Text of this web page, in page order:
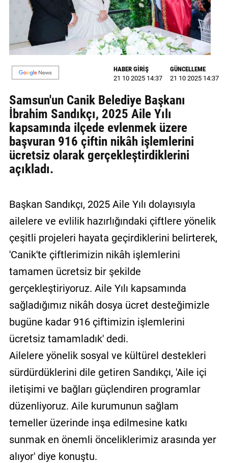
MAGAZİN
GALERİ
VİDEO
BİZE
ULAŞIN
Künye
İletişim
HABER GİRİŞ
21 10 2025 14:37
GÜNCELLEME
21 10 2025 14:37
Samsun'un Canik Belediye Başkanı
İbrahim Sandıkçı, 2025 Aile Yılı
kapsamında ilçede evlenmek üzere
başvuran 916 çiftin nikâh işlemlerini
ücretsiz olarak gerçekleştirdiklerini
açıkladı.
Başkan Sandıkçı, 2025 Aile Yılı dolayısıyla
ailelere ve evlilik hazırlığındaki çiftlere yönelik
çeşitli projeleri hayata geçirdiklerini belirterek,
'Canik'te çiftlerimizin nikâh işlemlerini
tamamen ücretsiz bir şekilde
gerçekleştiriyoruz. Aile Yılı kapsamında
sağladığımız nikâh dosya ücret desteğimizle
bugüne kadar 916 çiftimizin işlemlerini
ücretsiz tamamladık' dedi.
Ailelere yönelik sosyal ve kültürel destekleri
sürdürdüklerini dile getiren Sandıkçı, 'Aile içi
iletişimi ve bağları güçlendiren programlar
düzenliyoruz. Aile kurumunun sağlam
temeller üzerinde inşa edilmesine katkı
sunmak en önemli önceliklerimiz arasında yer
alıyor' diye konuştu.